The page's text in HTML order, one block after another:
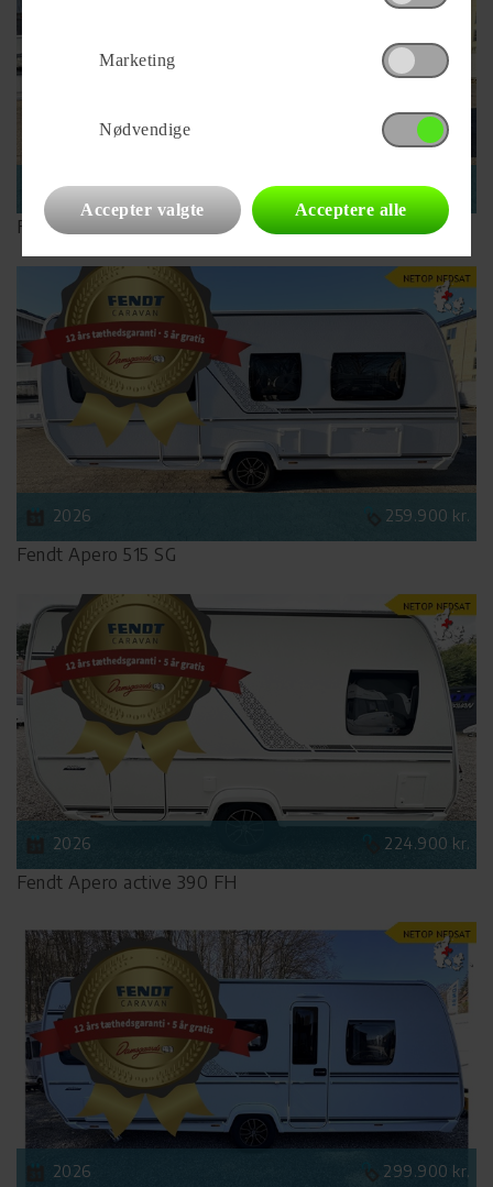
2026 259.900 kr.
Fendt Apero 515 SG
2026 259.900 kr.
Fendt Apero 515 SG
2026 224.900 kr.
Fendt Apero active 390 FH
2026 299.900 kr.
Marketing
Nødvendige
Accepter valgte Acceptere alle